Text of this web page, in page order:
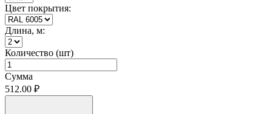
Цвет покрытия:
Длина, м:
Количество (шт)
Сумма
512.00 ₽